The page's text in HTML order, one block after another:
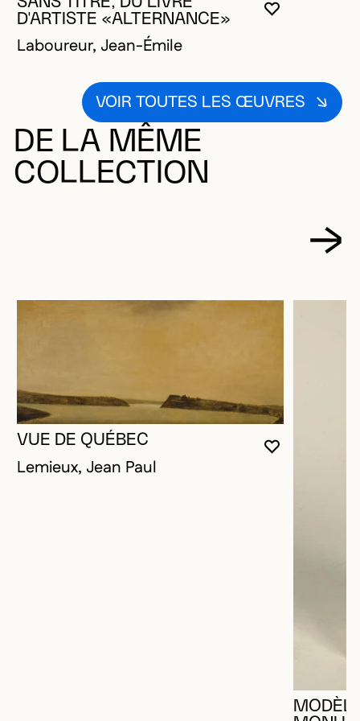
VOUS
FERMER
OUVRIR LA
D'ARTISTE «ALTERNANCE»
Laboureur, Jean-Émile
VOIR TOUTES LES ŒUVRES
DE LA MÊME
COLLECTION
VOUS
FERMER
OUVRIR LA
VUE DE QUÉBEC
Lemieux, Jean Paul